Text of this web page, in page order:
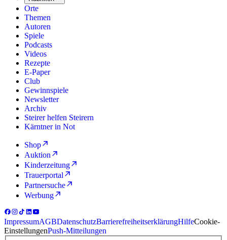
Orte
Themen
Autoren
Spiele
Podcasts
Videos
Rezepte
E-Paper
Club
Gewinnspiele
Newsletter
Archiv
Steirer helfen Steirern
Kärntner in Not
Shop
Auktion
Kinderzeitung
Trauerportal
Partnersuche
Werbung
ImpressumAGBDatenschutzBarrierefreiheitserklärungHilfeCookie-
EinstellungenPush-Mitteilungen